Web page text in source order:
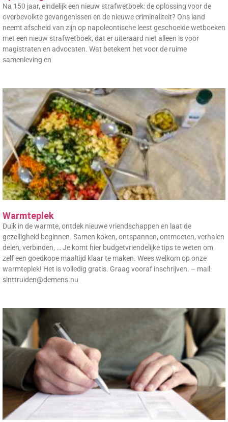
Na 150 jaar, eindelijk een nieuw strafwetboek: de oplossing voor de
overbevolkte gevangenissen en de nieuwe criminaliteit? Ons land
neemt afscheid van zijn op napoleontische leest geschoeide wetboeken
met een nieuw strafwetboek, dat er uiteraard niet alleen is voor
magistraten en advocaten. Wat betekent het voor de ruime
samenleving en
Warmteplek
Duik in de warmte, ontdek nieuwe vriendschappen en laat de
gezelligheid beginnen. Samen koken, ontspannen, ontmoeten, verhalen
delen, verbinden, … Je komt hier budgetvriendelijke tips te weten om
zelf een goedkope maaltijd klaar te maken. Wees welkom op onze
warmteplek! Het is volledig gratis. Graag vooraf inschrijven. – mail:
sinttruiden@demens.nu